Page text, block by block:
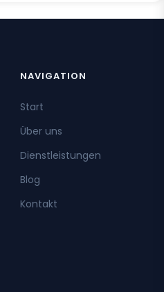
NAVIGATION
Start
Über uns
Dienstleistungen
Blog
Kontakt